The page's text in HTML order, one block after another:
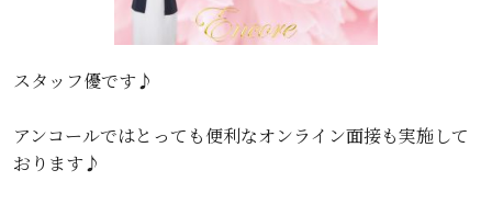
スタッフ優です♪
アンコールではとっても便利なオンライン面接も実施して
おります♪